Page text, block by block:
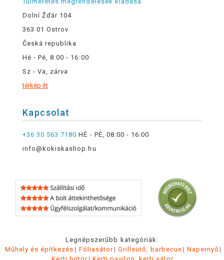
Dolní Žďár 104
363 01 Ostrov
Česká republika
Hé - Pé, 8:00 - 16:00
Sz - Va, zárva
térkép itt
Kapcsolat
+36 30 563 7180 HÉ - PÉ, 08:00 - 16:00
info@kokiskashop.hu
Legnépszerűbb kategóriák:
Műhely és építkezés
Fóliasátor Grillsütő, barbecue
Napernyő